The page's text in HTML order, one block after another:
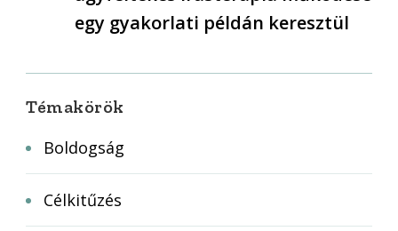
egy gyakorlati példán keresztül
Témakörök
Boldogság
Célkitűzés